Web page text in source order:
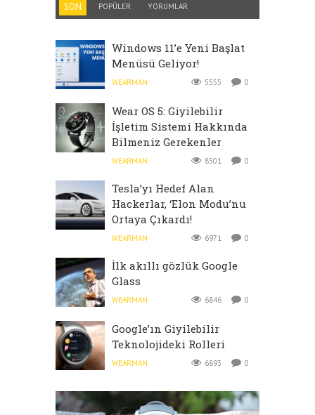
SON POPÜLER YORUMLAR
Windows 11’e Yeni Başlat
Menüsü Geliyor!
WEARMAN 5555 0
Wear OS 5: Giyilebilir
İşletim Sistemi Hakkında
Bilmeniz Gerekenler
WEARMAN 8501 0
Tesla’yı Hedef Alan
Hackerlar, ‘Elon Modu’nu
Ortaya Çıkardı!
WEARMAN 6971 0
İlk akıllı gözlük Google
Glass
WEARMAN 6846 0
Google’ın Giyilebilir
Teknolojideki Rolleri
WEARMAN 6893 0